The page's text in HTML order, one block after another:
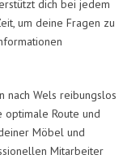
dich bei jedem
um deine Fragen zu
nach Wels reibungslos
Route und
Möbel und
Mitarbeiter